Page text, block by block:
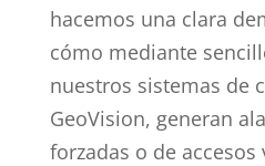
hacemos una clara
cómo mediante
nuestros sistemas de
GeoVision, generan
forzadas o de